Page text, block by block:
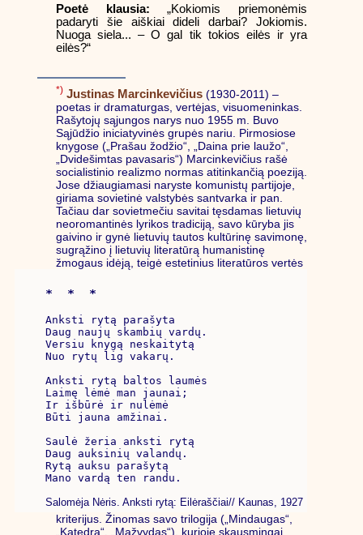
Poetė klausia: „Kokiomis priemonėmis
padaryti šie aiškiai dideli darbai? Jokiomis.
Nuoga siela... – O gal tik tokios eilės ir yra
eilės?“
*) Justinas Marcinkevičius (1930-2011) –
poetas ir dramaturgas, vertėjas, visuomeninkas.
Rašytojų sąjungos narys nuo 1955 m. Buvo
Sąjūdžio iniciatyvinės grupės nariu. Pirmosiose
knygose („Prašau žodžio“, „Daina prie laužo“,
„Dvidešimtas pavasaris“) Marcinkevičius rašė
socialistinio realizmo normas atitinkančią poeziją.
Jose džiaugiamasi naryste komunistų partijoje,
giriama sovietinė valstybės santvarka ir pan.
Tačiau dar sovietmečiu savitai tęsdamas lietuvių
neoromantinės lyrikos tradiciją, savo kūryba jis
gaivino ir gynė lietuvių tautos kultūrinę savimonę,
sugrąžino į lietuvių literatūrą humanistinę
žmogaus idėją, teigė estetinius literatūros vertės
*  *  *
Anksti rytą parašyta
Daug naujų skambių vardų.
Versiu knygą neskaitytą
Nuo rytų lig vakarų.
Anksti rytą baltos laumės
Laimę lėmė man jaunai;
Ir išbūrė ir nulėmė
Būti jauna amžinai.
Saulė žeria anksti rytą
Daug auksinių valandų.
Rytą auksu parašytą
Mano vardą ten randu.
Salomėja Nėris. Anksti rytą: Eilėraščiai// Kaunas, 1927
kriterijus. Žinomas savo trilogija („Mindaugas“,
„Katedra“, „Mažvydas“), kurioje skausmingai